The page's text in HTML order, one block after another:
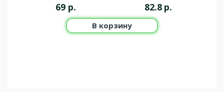
69 р. 82.8 р.
В корзину